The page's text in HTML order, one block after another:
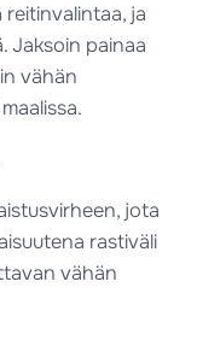
ja
Jaksoin painaa
vähän
jota
rastiväli
vähän